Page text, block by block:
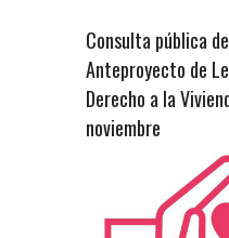
Consulta pública
Anteproyecto de
Derecho a la
noviembre